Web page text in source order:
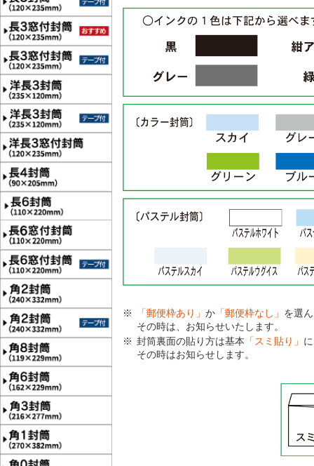
「郵便枠あり」 か 「郵便枠なし」 を選
その時は、お知らせいたします。
封筒裏面の貼り方は基本 「スミ貼り」
その時はお知らせします。